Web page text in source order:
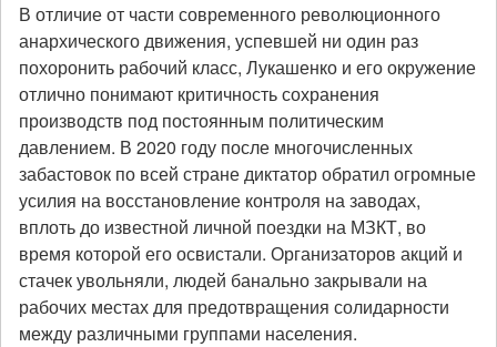
В отличие от части современного революционного
анархического движения, успевшей ни один раз
похоронить рабочий класс, Лукашенко и его окружение
отлично понимают критичность сохранения
производств под постоянным политическим
давлением. В 2020 году после многочисленных
забастовок по всей стране диктатор обратил огромные
усилия на восстановление контроля на заводах,
вплоть до известной личной поездки на МЗКТ, во
время которой его освистали. Организаторов акций и
стачек увольняли, людей банально закрывали на
рабочих местах для предотвращения солидарности
между различными группами населения.